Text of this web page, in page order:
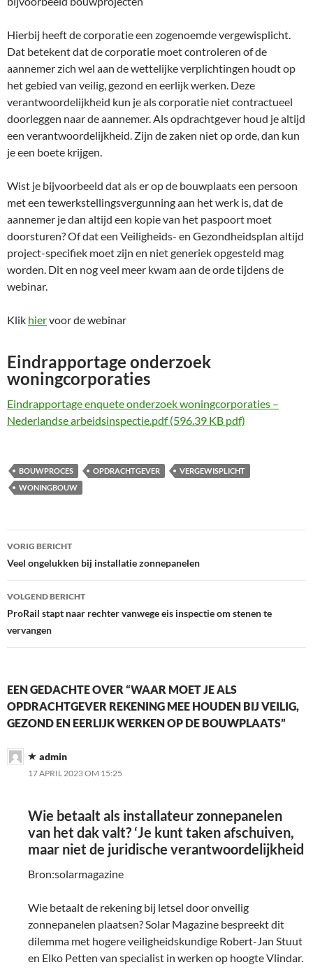
Hierbij heeft de corporatie een zogenoemde vergewisplicht.
Dat betekent dat de corporatie moet controleren of de
aannemer zich wel aan de wettelijke verplichtingen houdt op
het gebied van veilig, gezond en eerlijk werken. Deze
verantwoordelijkheid kun je als corporatie niet contractueel
doorleggen naar de aannemer. Als opdrachtgever houd je altijd
een verantwoordelijkheid. Zijn de zaken niet op orde, dan kun
je een boete krijgen.
Wist je bijvoorbeeld dat als er op de bouwplaats een persoon
met een tewerkstellingsvergunning aan het werk is, dat de
aannemer je dan altijd een kopie van het paspoort moet
doorsturen? Of dat een Veiligheids- en Gezondheidsplan altijd
project-specifiek moet zijn en niet generiek opgesteld mag
worden. Dit en nog veel meer kwam aan de orde tijdens de
webinar.
Klik hiervoor de webinar
Eindrapportage onderzoek
woningcorporaties
Eindrapportage enquete onderzoek woningcorporaties –
Nederlandse arbeidsinspectie.pdf (596.39 KB pdf)
BOUWPROCES OPDRACHTGEVER
VERGEWISPLICHT
WONINGBOUW
Bericht
navigatie
VORIG BERICHT
Veel ongelukken bij installatie zonnepanelen
VOLGEND BERICHT
ProRail stapt naar rechter vanwege eis inspectie om stenen te
vervangen
EEN GEDACHTE OVER “WAAR MOET JE ALS
OPDRACHTGEVER REKENING MEE HOUDEN BIJ VEILIG,
GEZOND EN EERLIJK WERKEN OP DE BOUWPLAATS”
admin
17 APRIL 2023 OM 15:25
Wie betaalt als installateur zonnepanelen
van het dak valt? ‘Je kunt taken afschuiven,
maar niet de juridische verantwoordelijkheid
Bron:solarmagazine
Wie betaalt de rekening bij letsel door onveilig
zonnepanelen plaatsen? Solar Magazine bespreekt dit
dilemma met hogere veiligheidskundige Robert-Jan Stuut
en Elko Petten van specialist in werken op hoogte Vlindar.